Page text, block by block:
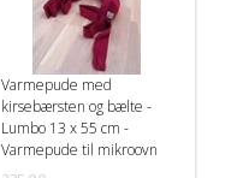
Varmepude med
kirsebærsten og bælte -
Lumbo 13 x 55 cm -
Varmepude til mikroovn